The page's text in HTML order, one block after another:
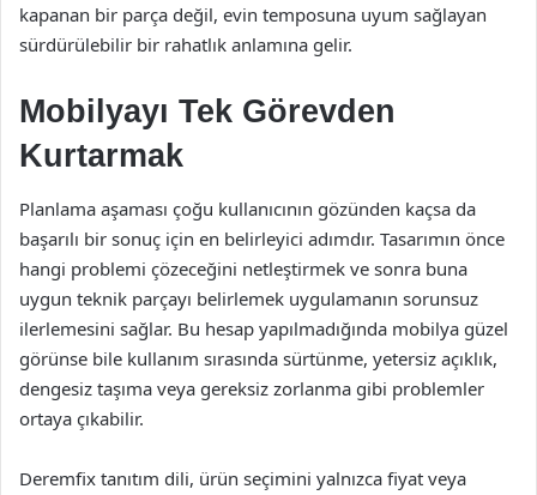
kapanan bir parça değil, evin temposuna uyum sağlayan
sürdürülebilir bir rahatlık anlamına gelir.
Mobilyayı Tek Görevden
Kurtarmak
Planlama aşaması çoğu kullanıcının gözünden kaçsa da
başarılı bir sonuç için en belirleyici adımdır. Tasarımın önce
hangi problemi çözeceğini netleştirmek ve sonra buna
uygun teknik parçayı belirlemek uygulamanın sorunsuz
ilerlemesini sağlar. Bu hesap yapılmadığında mobilya güzel
görünse bile kullanım sırasında sürtünme, yetersiz açıklık,
dengesiz taşıma veya gereksiz zorlanma gibi problemler
ortaya çıkabilir.
Deremfix tanıtım dili, ürün seçimini yalnızca fiyat veya